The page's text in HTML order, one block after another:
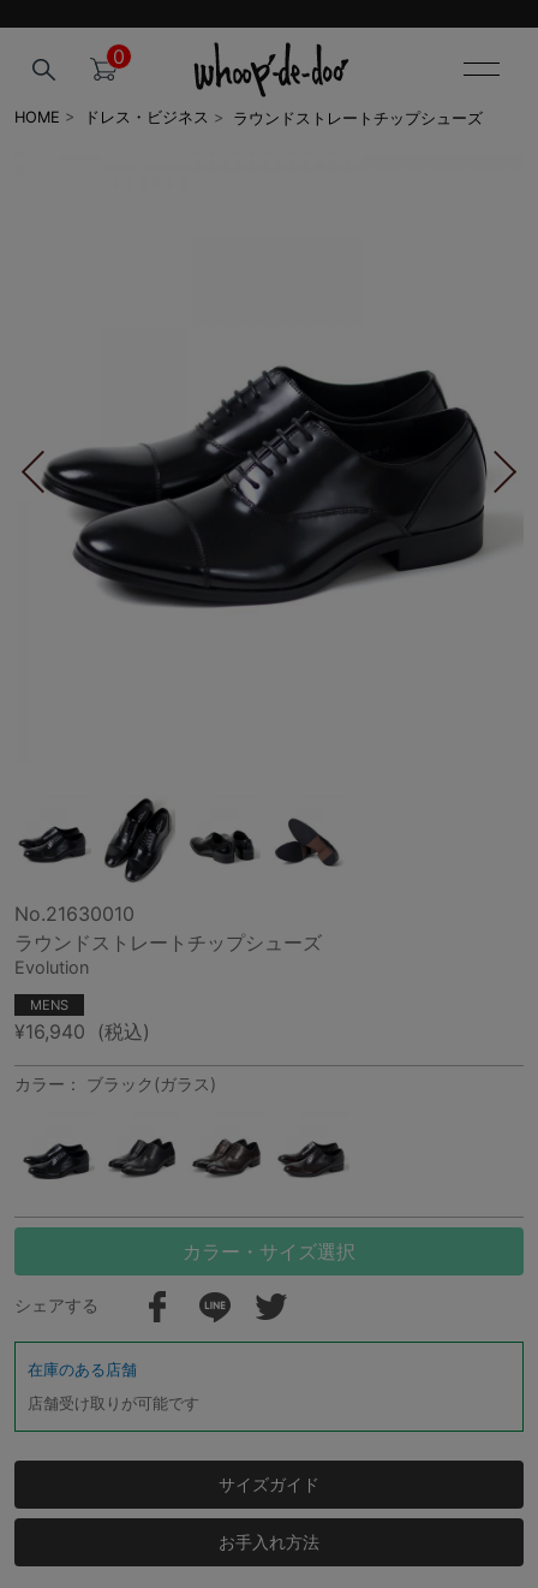
0
HOME > ドレス・ビジネス > ラウンドストレートチップシューズ
No.21630010
ラウンドストレートチップシューズ
Evolution
MENS
¥16,940 (税込)
カラー： ブラック(ガラス)
カラー・サイズ選択
シェアする
在庫のある店舗
店舗受け取りが可能です
サイズガイド
お手入れ方法